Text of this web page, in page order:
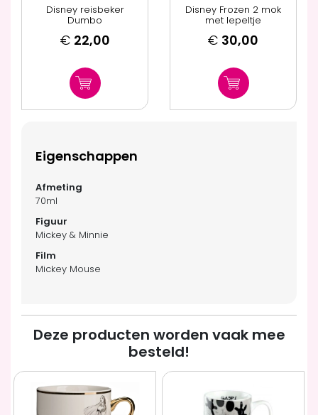
Disney reisbeker
Dumbo
€ 22,00
Disney Frozen 2 mok
met lepeltje
€ 30,00
Eigenschappen
70ml
Mickey & Minnie
Mickey Mouse
Deze producten worden vaak mee
besteld!